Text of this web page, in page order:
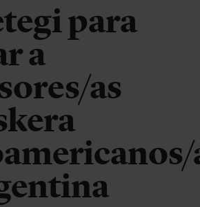
para
a
as